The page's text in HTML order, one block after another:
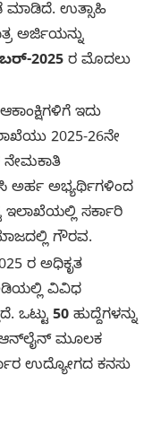
ಮಾಡಿದೆ. ಉತ್ಸಾಹಿ
ಅರ್ಜಿಯನ್ನು
2025 ರ ಮೊದಲು
ಇದು
2025-26ನೇ
ನೇಮಕಾತಿ
ಅರ್ಹ ಅಭ್ಯರ್ಥಿಗಳಿಂದ
ಇಲಾಖೆಯಲ್ಲಿ ಸರ್ಕಾರಿ
ಗೌರವ.
ಅಧಿಕೃತ
ವಿವಿಧ
ಒಟ್ಟು 50 ಹುದ್ದೆಗಳನ್ನು
ಆನ್‌ಲೈನ್ ಮೂಲಕ
ಉದ್ಯೋಗದ ಕನಸು